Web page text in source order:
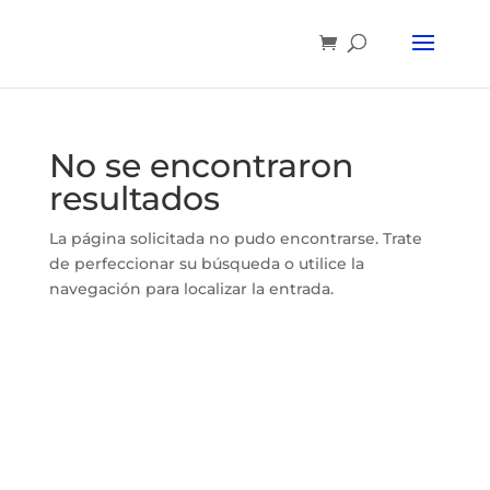
No se encontraron
resultados
La página solicitada no pudo encontrarse. Trate
de perfeccionar su búsqueda o utilice la
navegación para localizar la entrada.